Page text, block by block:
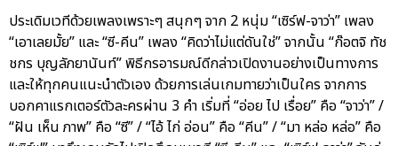
ประเดิมเวทีด้วยเพลงเพราะๆ สนุกๆ จาก 2 หนุ่ม “เซิร์ฟ-จาว่า” เพลง
“เอาเลยมั้ย” และ “ซี-คีน” เพลง “คิดว่าไม่แต่ดันใช่” จากนั้น “ก๊อตจิ ทัช
ชกร บุญลัภยานันท์” พิธีกรอารมณ์ดีกล่าวเปิดงานอย่างเป็นทางการ
และให้ทุกคนแนะนำตัวเอง ด้วยการเล่นเกมทายว่าเป็นใคร จากการ
บอกคาแรกเตอร์ตัวละครผ่าน 3 คำ เริ่มที่ “อ่อย ไป เรื่อย” คือ “จาว่า” /
“ฝัน เห็น ภาพ” คือ “ซี” / “ไอ้ ไก่ อ่อน” คือ “คีน” / “มา หล่อ หล่อ” คือ